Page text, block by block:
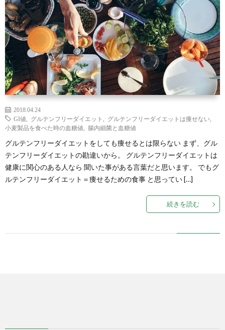
ガ
ジ
ン
整
え
る
PDF
式
2018.04.24
GI値
グルテンフリーダイエット グルテンフリーダイエットは痩せない
小麦製品を食べた時の血糖値
腸内細菌と血糖値
グルテンフリーダイエットをしても痩せるとは限らない まず、グル
テンフリーダイエットの勘違いから。 グルテンフリーダイエットは
健康に関心のある人なら 聞いた事がある言葉だと思います。 でもグ
ルテンフリーダイエット＝痩せるための食事 と思ってい […]
続きを読む